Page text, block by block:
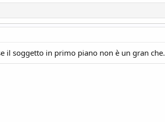
il soggetto in primo piano non è un gran che.